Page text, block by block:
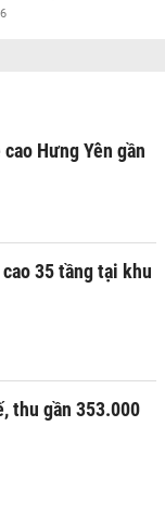
Hưng Yên gần
35 tầng tại khu
thu gần 353.000